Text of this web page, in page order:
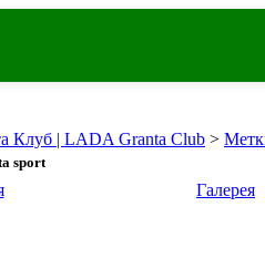
Клуб | LADA Granta Club >
sport
Галерея